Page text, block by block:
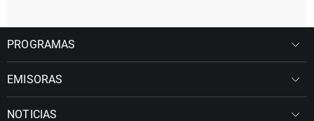
PROGRAMAS
EMISORAS
NOTICIAS